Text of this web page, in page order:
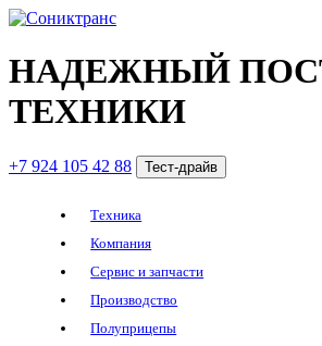
НАДЕЖНЫЙ
ТЕХНИКИ
+7 924 105 42 88 Тест-драйв
Техника
Компания
Сервис и запчасти
Производство
Полуприцепы